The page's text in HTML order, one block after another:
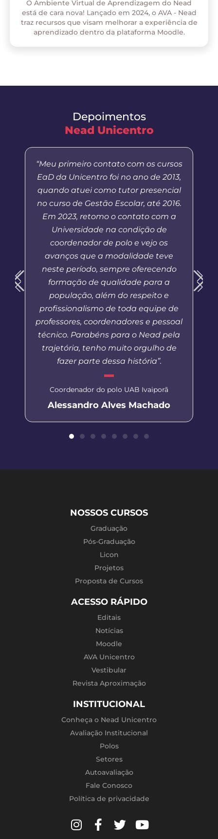
O Ambiente Virtual de Aprendizagem do Nead
está de cara nova! Lançado em 2024, o AVA - Nead
traz recursos que visam melhorar a experiência de
aprendizado dentro da plataforma Moodle.
Depoimentos
Nead Unicentro
“Meu primeiro contato com os cursos
EaD da Unicentro foi no ano de 2013,
quando atuei como tutor presencial
no curso de Gestão Escolar, até 2016.
Em 2023, retomo o contato com a
Universidade na condição de
coordenador de polo e vejo os
avanços que a modalidade teve
neste período, sempre oferecendo
formação de qualidade para a
população, além do respeito e
profissionalismo de toda equipe de
professores, coordenadores e pessoal
técnico. Parabéns para o Nead pela
trajetória, tenho muito orgulho de
fazer parte dessa história”.
Coordenador do polo UAB Ivaiporã
Alessandro Alves Machado
NOSSOS CURSOS
Graduação
Pós-Graduação
Licon
Projetos
Proposta de Cursos
ACESSO RÁPIDO
Editais
Notícias
Moodle
AVA Unicentro
Vestibular
Revista Aproximação
INSTITUCIONAL
Conheça o Nead Unicentro
Avaliação Institucional
Polos
Setores
Autoavaliação
Fale Conosco
Política de privacidade